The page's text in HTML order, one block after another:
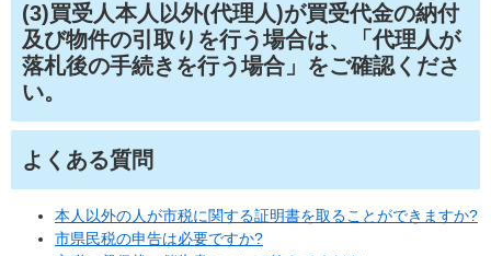
(3)買受人本人以外(代理人)が買受代金の納付
及び物件の引取りを行う場合は、「代理人が
落札後の手続きを行う場合」をご確認くださ
い。
よくある質問
本人以外の人が市税に関する証明書を取ることができますか?
市県民税の申告は必要ですか?